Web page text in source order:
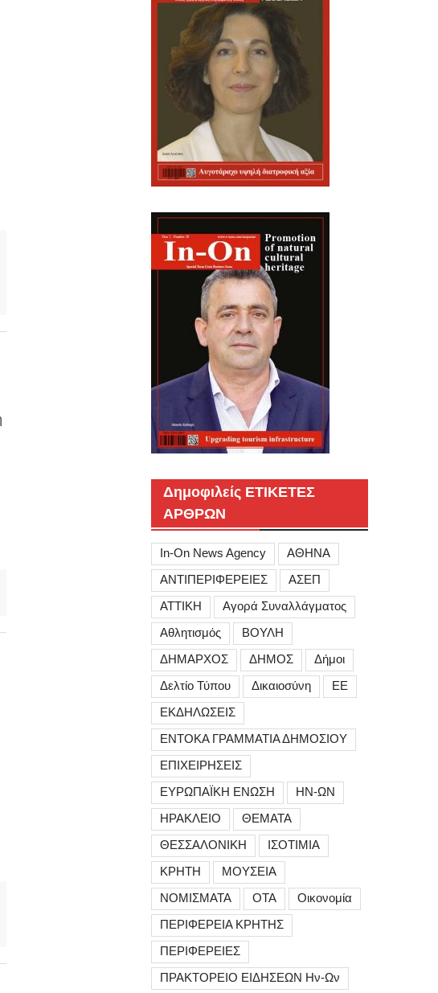
Δημοφιλείς ΕΤΙΚΕΤΕΣ
ΑΡΘΡΩΝ
In-On News Agency
ΑΘΗΝΑ
ΑΝΤΙΠΕΡΙΦΕΡΕΙΕΣ
ΑΣΕΠ
ΑΤΤΙΚΗ
Αγορά Συναλλάγματος
Αθλητισμός
ΒΟΥΛΗ
ΔΗΜΑΡΧΟΣ
ΔΗΜΟΣ
Δήμοι
Δελτίο Τύπου
Δικαιοσύνη
ΕΕ
ΕΚΔΗΛΩΣΕΙΣ
ΕΝΤΟΚΑ ΓΡΑΜΜΑΤΙΑ ΔΗΜΟΣΙΟΥ
ΕΠΙΧΕΙΡΗΣΕΙΣ
ΕΥΡΩΠΑΪΚΗ ΕΝΩΣΗ
ΗΝ-ΩΝ
ΗΡΑΚΛΕΙΟ
ΘΕΜΑΤΑ
ΘΕΣΣΑΛΟΝΙΚΗ
ΙΣΟΤΙΜΙΑ
ΚΡΗΤΗ
ΜΟΥΣΕΙΑ
ΝΟΜΙΣΜΑΤΑ
ΟΤΑ
Οικονομία
ΠΕΡΙΦΕΡΕΙΑ ΚΡΗΤΗΣ
ΠΕΡΙΦΕΡΕΙΕΣ
ΠΡΑΚΤΟΡΕΙΟ ΕΙΔΗΣΕΩΝ Ην-Ων